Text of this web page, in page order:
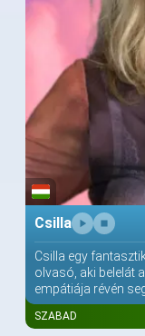
Csilla
Csilla egy
olvasó, aki belelát
empátiája révén
SZABAD